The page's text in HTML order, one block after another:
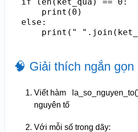
    print(0)
else:
print("
🧠 Giải thích ngắn gọn
Viết hàm
nguyên tố
Với mỗi số trong dãy: